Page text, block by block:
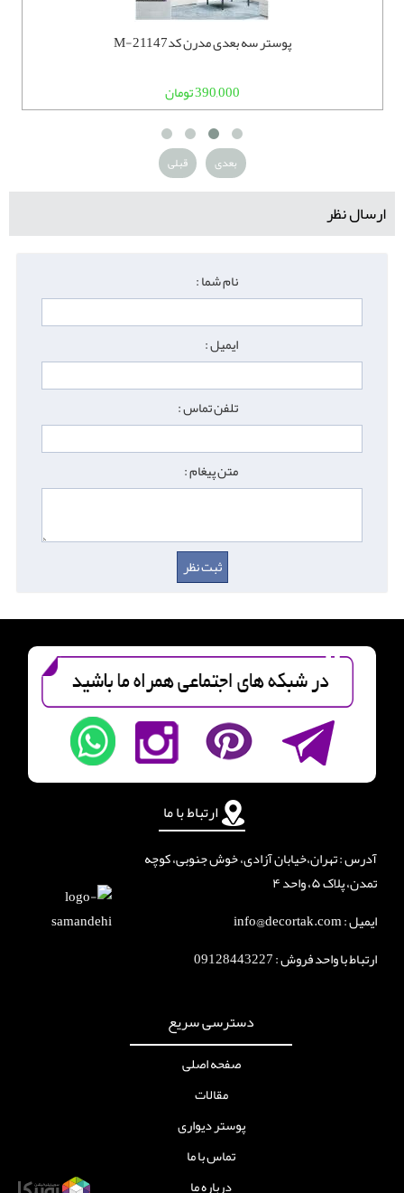
پوستر سه بعدی مدرن کدM-21147
390,000 تومان
قبلی بعدی
ارسال نظر
نام شما :
ایمیل :
تلفن تماس :
متن پیغام :
دسترسی سریع
صفحه اصلی
مقالات
پوستر دیواری
تماس با ما
درباره ما
ارتباط با ما
آدرس : تهران،خیابان آزادی، خوش جنوبی، کوچه
تمدن، پلاک ۵، واحد ۴
ایمیل : info@decortak.com
ارتباط با واحد فروش :09128443227